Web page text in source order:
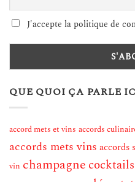
J'accepte la politique de
QUE QUOI ÇA PARLE
accord mets et vins accords
accords mets vins accords
vin champagne cocktails